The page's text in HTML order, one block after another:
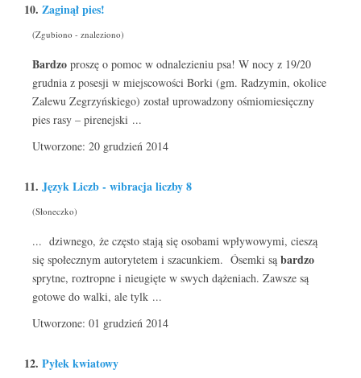
10. Zaginął pies!
(Zgubiono - znaleziono)
Bardzo proszę o pomoc w odnalezieniu psa! W nocy z 19/20
grudnia z posesji w miejscowości Borki (gm. Radzymin, okolice
Zalewu Zegrzyńskiego) został uprowadzony ośmiomiesięczny
pies rasy – pirenejski ...
Utworzone: 20 grudzień 2014
11. Język Liczb - wibracja liczby 8
(Słoneczko)
... dziwnego, że często stają się osobami wpływowymi, cieszą
się społecznym autorytetem i szacunkiem. Ósemki są bardzo
sprytne, roztropne i nieugięte w swych dążeniach. Zawsze są
gotowe do walki, ale tylk ...
Utworzone: 01 grudzień 2014
12. Pyłek kwiatowy